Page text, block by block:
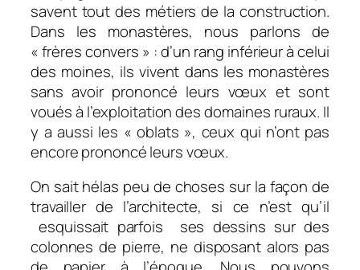
savent tout des métiers de la construction.
Dans les monastères, nous parlons de
« frères convers » : d’un rang inférieur à celui
des moines, ils vivent dans les monastères
sans avoir prononcé leurs vœux et sont
voués à l’exploitation des domaines ruraux. Il
y a aussi les « oblats », ceux qui n’ont pas
encore prononcé leurs vœux.
On sait hélas peu de choses sur la façon de
travailler de l’architecte, si ce n’est qu’il
esquissait parfois ses dessins sur des
colonnes de pierre, ne disposant alors pas